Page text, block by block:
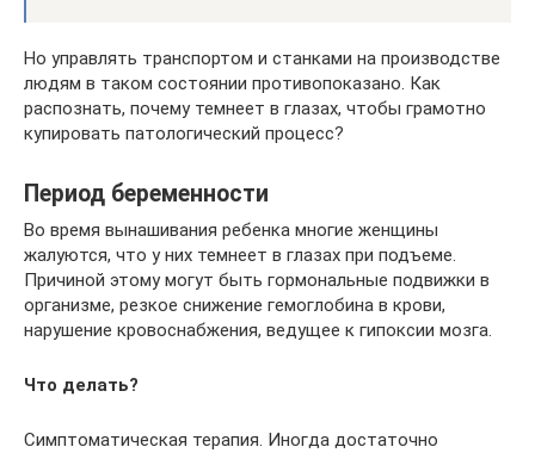
Но управлять транспортом и станками на производстве
людям в таком состоянии противопоказано. Как
распознать, почему темнеет в глазах, чтобы грамотно
купировать патологический процесс?
Период беременности
Во время вынашивания ребенка многие женщины
жалуются, что у них темнеет в глазах при подъеме.
Причиной этому могут быть гормональные подвижки в
организме, резкое снижение гемоглобина в крови,
нарушение кровоснабжения, ведущее к гипоксии мозга.
Что делать?
Симптоматическая терапия. Иногда достаточно